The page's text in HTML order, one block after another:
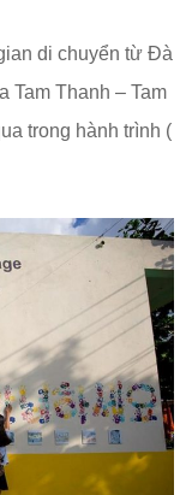
di chuyển từ Đà
Tam Thanh – Tam
trong hành trình (